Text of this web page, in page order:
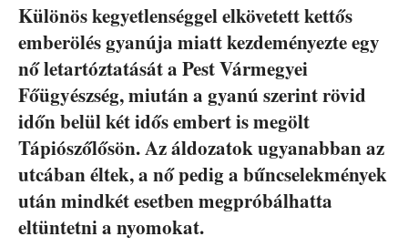
Különös kegyetlenséggel elkövetett kettős
emberölés gyanúja miatt kezdeményezte egy
nő letartóztatását a Pest Vármegyei
Főügyészség, miután a gyanú szerint rövid
időn belül két idős embert is megölt
Tápiószőlősön. Az áldozatok ugyanabban az
utcában éltek, a nő pedig a bűncselekmények
után mindkét esetben megpróbálhatta
eltüntetni a nyomokat.